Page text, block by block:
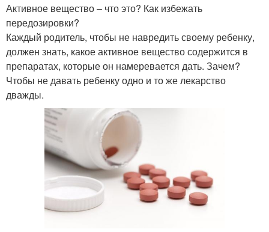
Активное вещество – что это? Как избежать
передозировки?
Каждый родитель, чтобы не навредить своему ребенку,
должен знать, какое активное вещество содержится в
препаратах, которые он намеревается дать. Зачем?
Чтобы не давать ребенку одно и то же лекарство
дважды.